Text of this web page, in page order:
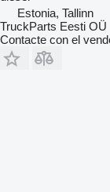
Estonia, Tallinn
TruckParts Eesti OÜ
Contacte con el